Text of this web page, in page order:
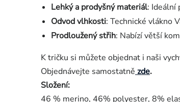
Lehký a prodyšný materiál: Ideální
Odvod vlhkosti: Technické vlákno
Prodloužený střih: Nabízí větší
K tričku si můžete objednat i naši
Objednávejte samostatně zde.
Složení:
46 % merino, 46% polyester, 8%